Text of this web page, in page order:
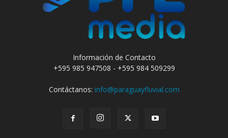
Información de Contacto
+595 985 947508 - +595 984 509299
Contáctanos: info@paraguayfluvial.com